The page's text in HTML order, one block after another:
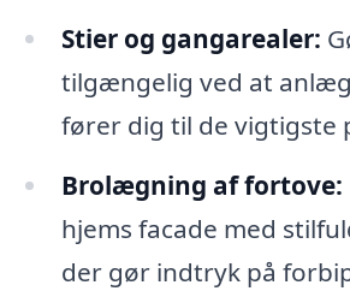
Stier og gangarealer:
tilgængelig ved at
fører dig til de vigtigste
Brolægning af fortove:
hjems facade med
der gør indtryk på